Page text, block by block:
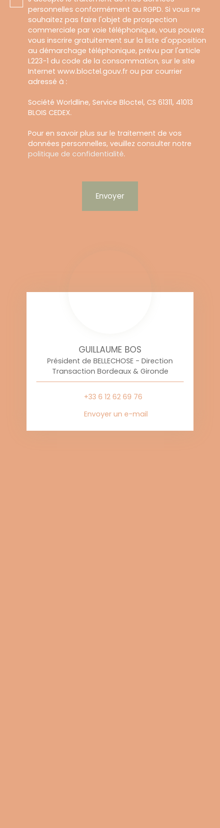
personnelles conformément au RGPD. Si vous ne
souhaitez pas faire l'objet de prospection
commerciale par voie téléphonique, vous pouvez
vous inscrire gratuitement sur la liste d'opposition
au démarchage téléphonique, prévu par l'article
L223-1 du code de la consommation, sur le site
Internet www.bloctel.gouv.fr ou par courrier
adressé à :
Société Worldline, Service Bloctel, CS 61311, 41013
BLOIS CEDEX.
Pour en savoir plus sur le traitement de vos
données personnelles, veuillez consulter notre
politique de confidentialité.
Envoyer
GUILLAUME BOS
Président de BELLECHOSE - Direction
Transaction Bordeaux & Gironde
+33 6 12 62 69 76
Envoyer un e-mail